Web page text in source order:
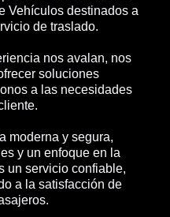
Vehículos destinados a
de traslado.
nos avalan, nos
soluciones
a las necesidades
moderna y segura,
y un enfoque en la
un servicio confiable,
a la satisfacción de